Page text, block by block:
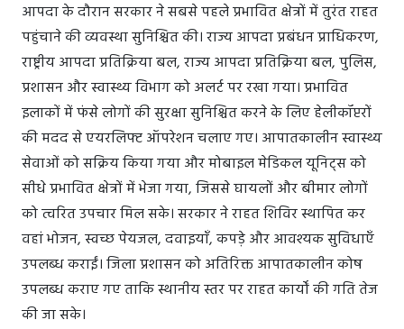
आपदा के दौरान सरकार ने सबसे पहले प्रभावित क्षेत्रों में तुरंत राहत
पहुंचाने की व्यवस्था सुनिश्चित की। राज्य आपदा प्रबंधन प्राधिकरण,
राष्ट्रीय आपदा प्रतिक्रिया बल, राज्य आपदा प्रतिक्रिया बल, पुलिस,
प्रशासन और स्वास्थ्य विभाग को अलर्ट पर रखा गया। प्रभावित
इलाकों में फंसे लोगों की सुरक्षा सुनिश्चित करने के लिए हेलीकॉप्टरों
की मदद से एयरलिफ्ट ऑपरेशन चलाए गए। आपातकालीन स्वास्थ्य
सेवाओं को सक्रिय किया गया और मोबाइल मेडिकल यूनिट्स को
सीधे प्रभावित क्षेत्रों में भेजा गया, जिससे घायलों और बीमार लोगों
को त्वरित उपचार मिल सके। सरकार ने राहत शिविर स्थापित कर
वहां भोजन, स्वच्छ पेयजल, दवाइयाँ, कपड़े और आवश्यक सुविधाएँ
उपलब्ध कराईं। जिला प्रशासन को अतिरिक्त आपातकालीन कोष
उपलब्ध कराए गए ताकि स्थानीय स्तर पर राहत कार्यों की गति तेज
की जा सके।